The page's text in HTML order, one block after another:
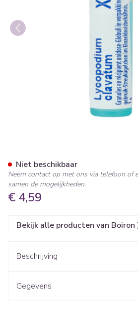
€ 4,59
Niet beschikbaar
Neem contact op met ons via telefoon of
samen de mogelijkheden.
Bekijk alle producten van Boiron
Beschrijving
Gegevens